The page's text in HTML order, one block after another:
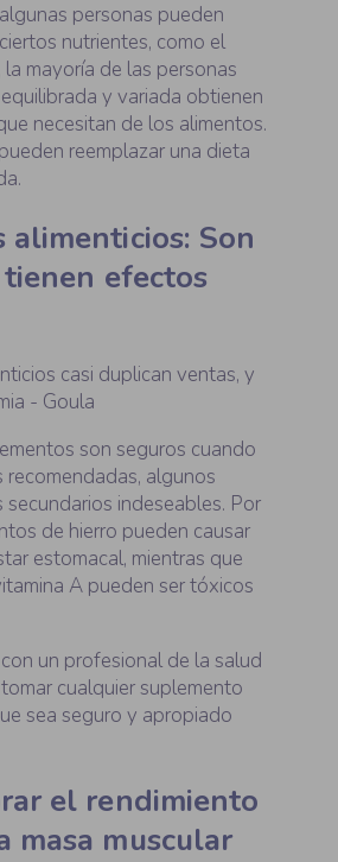
personas pueden
nutrientes, como el
mayoría de las personas
y variada obtienen
necesitan de los alimentos.
reemplazar una dieta
alimenticios: Son
efectos
son seguros cuando
algunos
indeseables. Por
de hierro pueden causar
estomacal, mientras que
A pueden ser tóxicos
un profesional de la salud
cualquier suplemento
sea seguro y apropiado
el rendimiento
masa muscular